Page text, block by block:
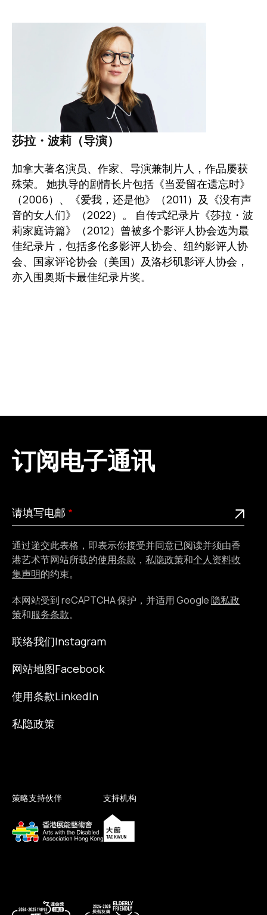
莎拉・波莉（导演）
加拿大著名演员、作家、导演兼制片人，作品屡获
殊荣。 她执导的剧情长片包括《当爱留在遗忘时》
（2006）、《爱我，还是他》（2011）及《没有声
音的女人们》（2022）。 自传式纪录片《莎拉・波
莉家庭诗篇》（2012）曾被多个影评人协会选为最
佳纪录片，包括多伦多影评人协会、纽约影评人协
会、国家评论协会（美国）及洛杉矶影评人协会，
亦入围奥斯卡最佳纪录片奖。
订阅电子通讯
请
填
写
电
邮
此为必填栏位
请填写电邮
通过递交此表格，即表示你接受并同意已阅读并须由香
港艺术节网站所载的使用条款 ， 私隐政策和个人资料收
集声明的约束。
本网站受到 reCAPTCHA 保护，并适用 Google隐私政
策和服务条款。
联络我们
网站地图
使用条款
私隐政策
Instagram
Facebook
LinkedIn
策略支持伙伴 支持机构